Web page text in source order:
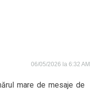
06/05/2026 la 6:32 AM
mare de mesaje de